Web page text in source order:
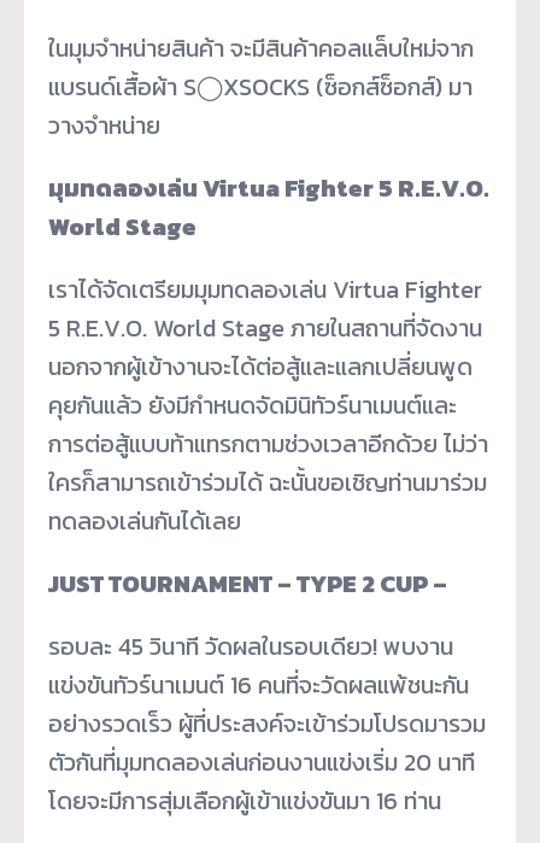
ในมุมจำหน่ายสินค้า จะมีสินค้าคอลแล็บใหม่จาก
แบรนด์เสื้อผ้า S◯XSOCKS (ซ็อกส์ซ็อกส์) มา
วางจำหน่าย
มุมทดลองเล่น Virtua Fighter 5 R.E.V.O.
World Stage
เราได้จัดเตรียมมุมทดลองเล่น Virtua Fighter
5 R.E.V.O. World Stage ภายในสถานที่จัดงาน
นอกจากผู้เข้างานจะได้ต่อสู้และแลกเปลี่ยนพูด
คุยกันแล้ว ยังมีกำหนดจัดมินิทัวร์นาเมนต์และ
การต่อสู้แบบท้าแทรกตามช่วงเวลาอีกด้วย ไม่ว่า
ใครก็สามารถเข้าร่วมได้ ฉะนั้นขอเชิญท่านมาร่วม
ทดลองเล่นกันได้เลย
JUST TOURNAMENT – TYPE 2 CUP –
รอบละ 45 วินาที วัดผลในรอบเดียว! พบงาน
แข่งขันทัวร์นาเมนต์ 16 คนที่จะวัดผลแพ้ชนะกัน
อย่างรวดเร็ว ผู้ที่ประสงค์จะเข้าร่วมโปรดมารวม
ตัวกันที่มุมทดลองเล่นก่อนงานแข่งเริ่ม 20 นาที
โดยจะมีการสุ่มเลือกผู้เข้าแข่งขันมา 16 ท่าน